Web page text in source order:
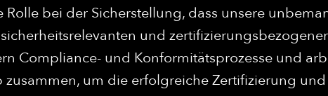
bei der Sicherstellung, dass unsere
und
Compliance- und Konformitätsprozesse und
um die erfolgreiche Zertifizierung